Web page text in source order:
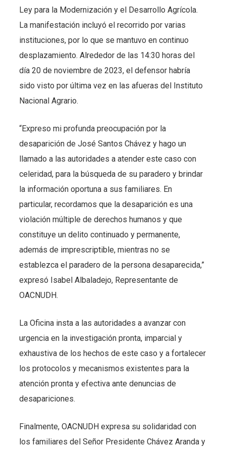
Ley para la Modernización y el Desarrollo Agrícola.
La manifestación incluyó el recorrido por varias
instituciones, por lo que se mantuvo en continuo
desplazamiento. Alrededor de las 14:30 horas del
día 20 de noviembre de 2023, el defensor habría
sido visto por última vez en las afueras del Instituto
Nacional Agrario.
“Expreso mi profunda preocupación por la
desaparición de José Santos Chávez y hago un
llamado a las autoridades a atender este caso con
celeridad, para la búsqueda de su paradero y brindar
la información oportuna a sus familiares. En
particular, recordamos que la desaparición es una
violación múltiple de derechos humanos y que
constituye un delito continuado y permanente,
además de imprescriptible, mientras no se
establezca el paradero de la persona desaparecida,”
expresó Isabel Albaladejo, Representante de
OACNUDH.
La Oficina insta a las autoridades a avanzar con
urgencia en la investigación pronta, imparcial y
exhaustiva de los hechos de este caso y a fortalecer
los protocolos y mecanismos existentes para la
atención pronta y efectiva ante denuncias de
desapariciones.
Finalmente, OACNUDH expresa su solidaridad con
los familiares del Señor Presidente Chávez Aranda y